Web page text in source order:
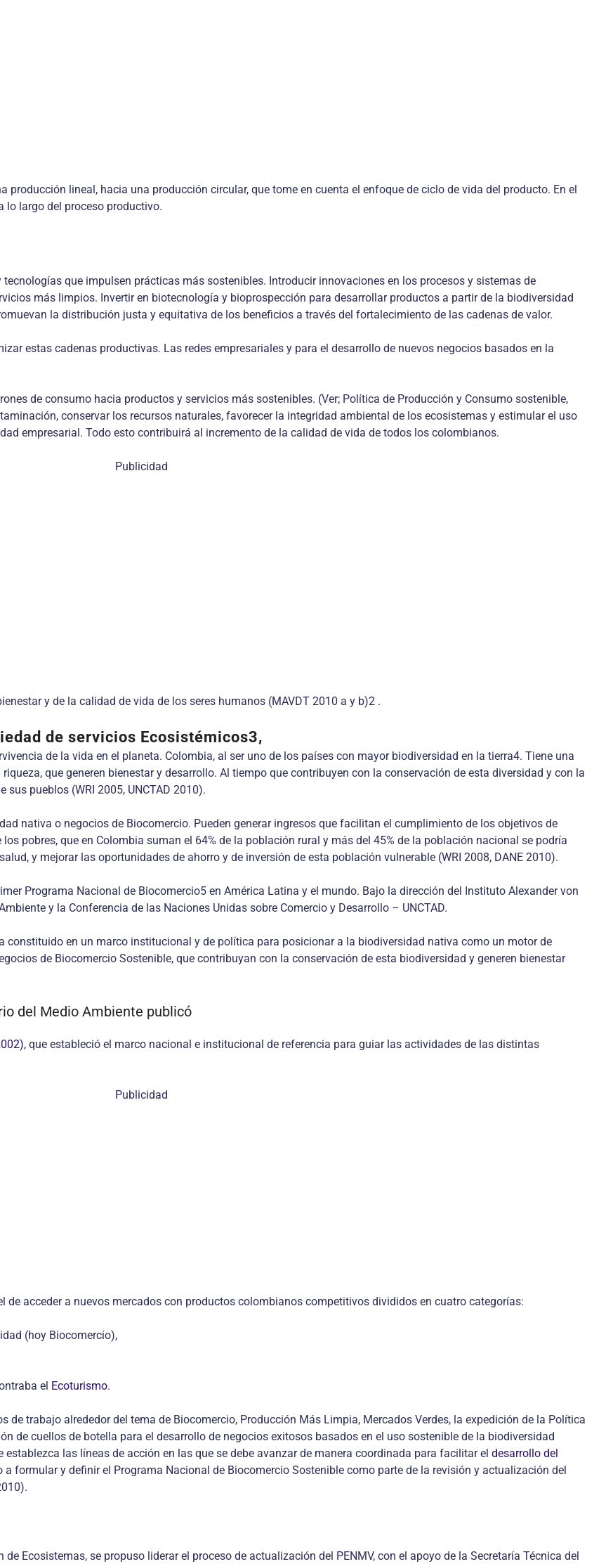
producción lineal, hacia una producción circular, que tome en cuenta el enfoque de ciclo de vida del producto. En el
lo largo del proceso productivo.
que impulsen prácticas más sostenibles. Introducir innovaciones en los procesos y sistemas de
más limpios. Invertir en biotecnología y bioprospección para desarrollar productos a partir de la biodiversidad
la distribución justa y equitativa de los beneficios a través del fortalecimiento de las cadenas de valor.
estas cadenas productivas. Las redes empresariales y para el desarrollo de nuevos negocios basados en la
de consumo hacia productos y servicios más sostenibles. (Ver; Política de Producción y Consumo sostenible,
conservar los recursos naturales, favorecer la integridad ambiental de los ecosistemas y estimular el uso
empresarial. Todo esto contribuirá al incremento de la calidad de vida de todos los colombianos.
Publicidad
y de la calidad de vida de los seres humanos (MAVDT 2010 a y b)2 .
de servicios Ecosistémicos3,
de la vida en el planeta. Colombia, al ser uno de los países con mayor biodiversidad en la tierra4. Tiene una
que generen bienestar y desarrollo. Al tiempo que contribuyen con la conservación de esta diversidad y con la
pueblos (WRI 2005, UNCTAD 2010).
nativa o negocios de Biocomercio. Pueden generar ingresos que facilitan el cumplimiento de los objetivos de
pobres, que en Colombia suman el 64% de la población rural y más del 45% de la población nacional se podría
y mejorar las oportunidades de ahorro y de inversión de esta población vulnerable (WRI 2008, DANE 2010).
Programa Nacional de Biocomercio5 en América Latina y el mundo. Bajo la dirección del Instituto Alexander von
y la Conferencia de las Naciones Unidas sobre Comercio y Desarrollo – UNCTAD.
constituido en un marco institucional y de política para posicionar a la biodiversidad nativa como un motor de
de Biocomercio Sostenible, que contribuyan con la conservación de esta biodiversidad y generen bienestar
del Medio Ambiente publicó
, que estableció el marco nacional e institucional de referencia para guiar las actividades de las distintas
Publicidad
de acceder a nuevos mercados con productos colombianos competitivos divididos en cuatro categorías:
(hoy Biocomercio),
el Ecoturismo.
de trabajo alrededor del tema de Biocomercio, Producción Más Limpia, Mercados Verdes, la expedición de la Política
de cuellos de botella para el desarrollo de negocios exitosos basados en el uso sostenible de la biodiversidad
las líneas de acción en las que se debe avanzar de manera coordinada para facilitar el desarrollo del
formular y definir el Programa Nacional de Biocomercio Sostenible como parte de la revisión y actualización del
Ecosistemas, se propuso liderar el proceso de actualización del PENMV, con el apoyo de la Secretaría Técnica del